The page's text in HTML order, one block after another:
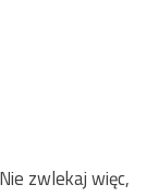
zwlekaj więc,